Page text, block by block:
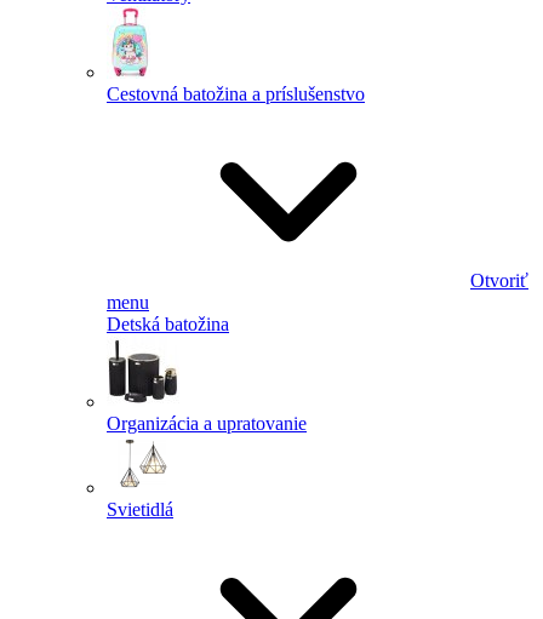
Cestovná batožina a príslušenstvo
Otvoriť
menu
Detská batožina
Organizácia a upratovanie
Svietidlá